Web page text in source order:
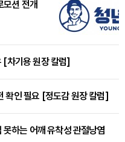
모션 전개
[차기용 원장 칼럼]
확인 필요 [정도감 원장 칼럼]
하는 어깨 유착성 관절낭염